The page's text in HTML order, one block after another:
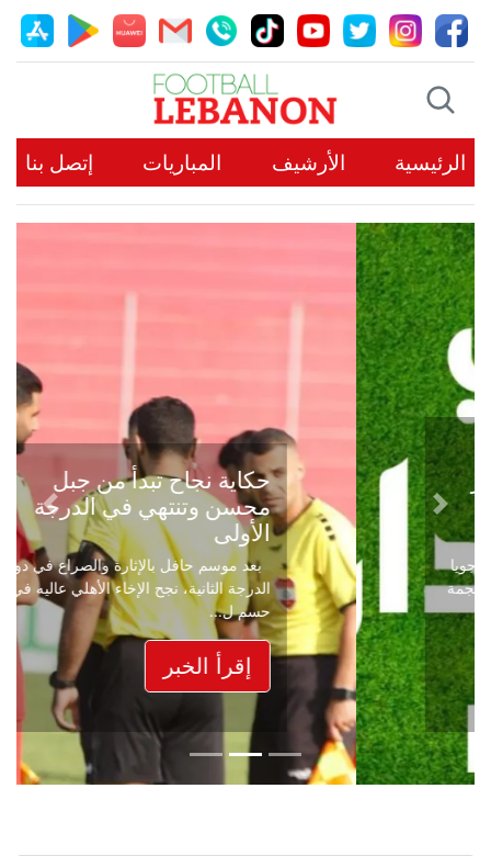
الرئيسية الأرشيف المباريات إتصل بنا
حكاية نجاح تبدأ من جبل
محسن وتنتهي في الدرجة
الأولى
بعد موسم حافل بالإثارة والصراع في دوري
الدرجة الثانية، نجح الإخاء الأهلي عاليه في
حسم ل...
إقرأ الخبر
Previous
Next